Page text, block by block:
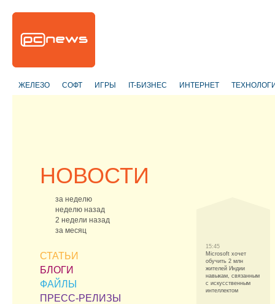
ЖЕЛЕЗО СОФТ ИГРЫ IT-БИЗНЕС ИНТЕРНЕТ
НОВОСТИ
за неделю
неделю назад
2 недели назад
за месяц
СТАТЬИ
БЛОГИ
ФАЙЛЫ
ПРЕСС-РЕЛИЗЫ
15:45
Microsoft хочет
обучить 2 млн
жителей Индии
навыкам, связанным
с искусственным
интеллектом